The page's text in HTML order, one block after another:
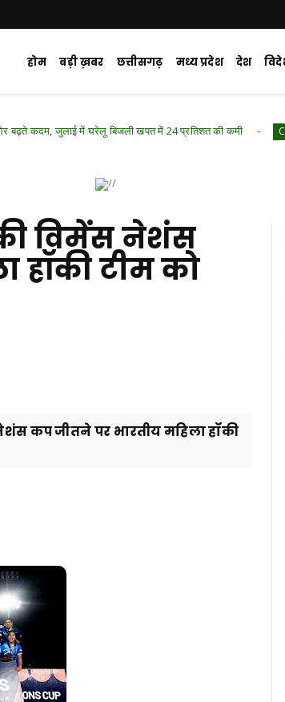
होम बड़ी ख़बर छत्तीसगढ़ मध्य प्रदेश देश
घरेलू बिजली खपत में 24 प्रतिशत की कमी Chhattisgarh
विमेंस नेशंस
हॉकी टीम को
कप जीतने पर भारतीय महिला हॉकी